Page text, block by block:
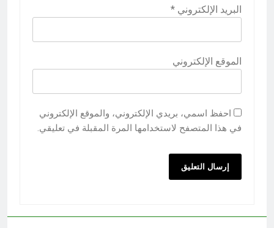
البريد الإلكتروني *
الموقع الإلكتروني
احفظ اسمي، بريدي الإلكتروني، والموقع الإلكتروني
في هذا المتصفح لاستخدامها المرة المقبلة في تعليقي.